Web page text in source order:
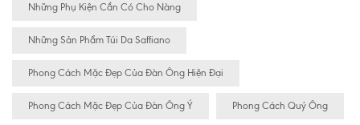
Những Phụ Kiện Cần Có Cho Nàng
Những Sản Phẩm Túi Da Saffiano
Phong Cách Mặc Đẹp Của Đàn Ông Hiện Đại
Phong Cách Mặc Đẹp Của Đàn Ông Ý Phong Cách Quý Ông